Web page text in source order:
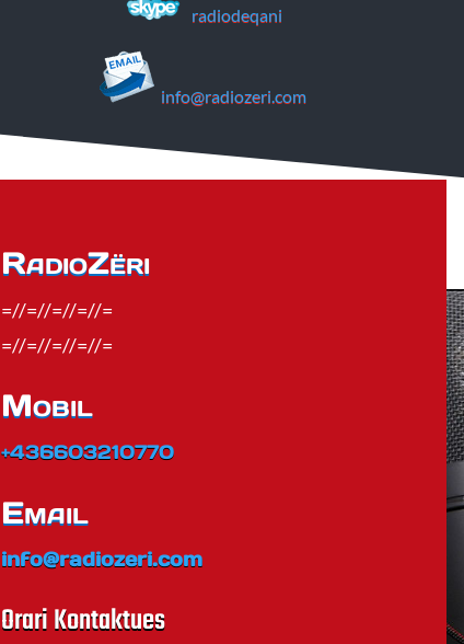
radiodeqani
info@radiozeri.com
RadioZëri
=//=//=//=//=
=//=//=//=//=
Mobil
+436603210770
Email
info@radiozeri.com
Orari Kontaktues